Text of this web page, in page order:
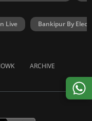
Live Bankipur By
ARCHIVE